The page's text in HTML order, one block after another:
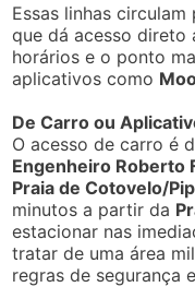
Essas linhas circulam
que dá acesso direto
horários e o ponto
aplicativos como
De Carro ou
O acesso de carro é
Engenheiro Roberto
Praia de Cotovelo/
minutos a partir da
estacionar nas
tratar de uma área
regras de segurança